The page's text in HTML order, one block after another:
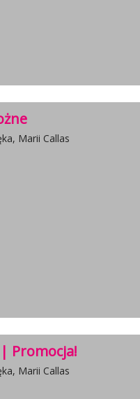
Marii Callas
Promocja!
Marii Callas